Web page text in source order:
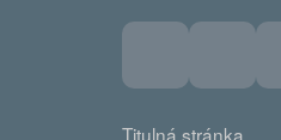
Titulná stránka